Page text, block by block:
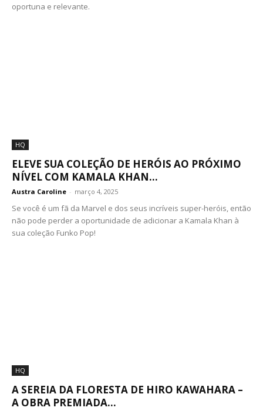
oportuna e relevante.
HQ
ELEVE SUA COLEÇÃO DE HERÓIS AO PRÓXIMO
NÍVEL COM KAMALA KHAN...
Austra Caroline - março 4, 2025
Se você é um fã da Marvel e dos seus incríveis super-heróis, então
não pode perder a oportunidade de adicionar a Kamala Khan à
sua coleção Funko Pop!
HQ
A SEREIA DA FLORESTA DE HIRO KAWAHARA –
A OBRA PREMIADA...